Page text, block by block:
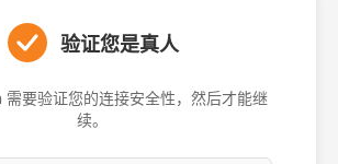
验证您是真人
要验证您的连接安全性，然后才能继
续。